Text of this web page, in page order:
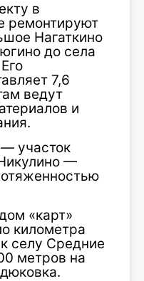
в
ремонтируют
Нагаткино
до села
7,6
ведут
и
участок
—
«карт»
километра
селу Средние
метров на